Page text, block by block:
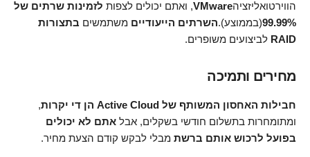
הווירטואליזציהVMware, ואתם יכולים לצפות לזמינות שרתים של
99.99%(בממוצע).השרתים הייעודיים משתמשים בתצורות
RAID לביצועים משופרים.
מחירים ותמיכה
חבילות האחסון המשותף של Active Cloud הן די יקרות
,
ומתומחרות בתשלום חודשי בשקלים, אבל אתם לא יכולים
בפועל לרכוש אותם ברשת מבלי לבקש קודם הצעת מחיר.